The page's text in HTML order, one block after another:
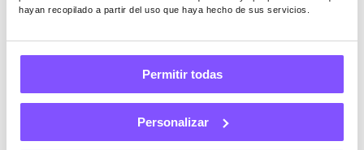
hayan recopilado a partir del uso que haya hecho de sus servicios.
Permitir todas
Personalizar
valorespuede fluctuar mucho y causar
suele aumentar de valor.
Sin embargo, sin un capital significativo, no
ganará $ 200 al día invirtiendo. De hecho, la
mayoría de las personas nunca alcanzarán
ese nivel, incluso si hacen todo